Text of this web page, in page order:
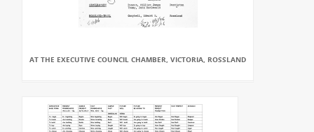
AT THE EXECUTIVE COUNCIL CHAMBER, VICTORIA, ROSSLAND